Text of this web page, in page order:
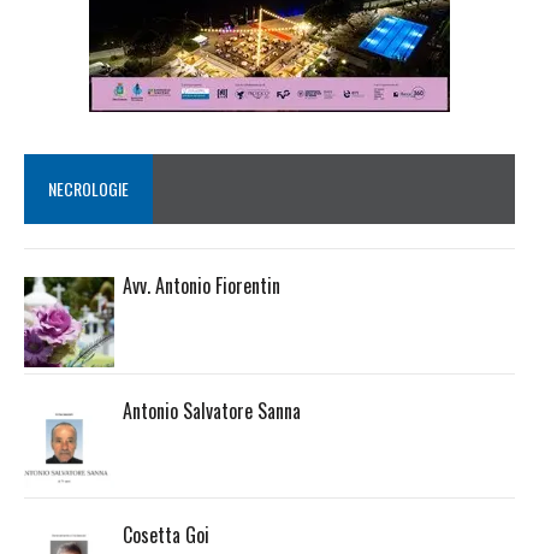
NECROLOGIE
Avv. Antonio Fiorentin
Antonio Salvatore Sanna
Cosetta Goi